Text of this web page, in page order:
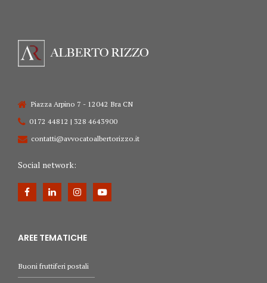
Piazza Arpino 7 - 12042 Bra CN
0172 44812 | 328 4643900
contatti@avvocatoalbertorizzo.it
Social network:
AREE TEMATICHE
Buoni fruttiferi postali